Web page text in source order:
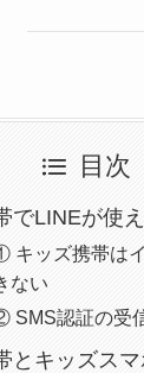
目次
でLINEが使
キッズ携帯は
ない
SMS認証の受
とキッズス